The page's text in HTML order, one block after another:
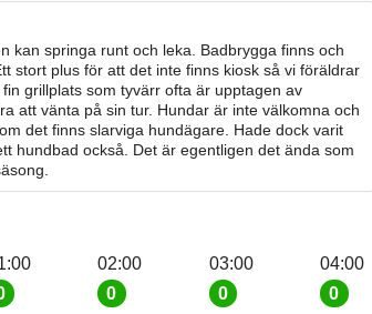
kan springa runt och leka. Badbrygga finns och
stort plus för att det inte finns kiosk så vi föräldrar
grillplats som tyvärr ofta är upptagen av
att vänta på sin tur. Hundar är inte välkomna och
det finns slarviga hundägare. Hade dock varit
hundbad också. Det är egentligen det ända som
02:00
0
03:00
0
04:00
0